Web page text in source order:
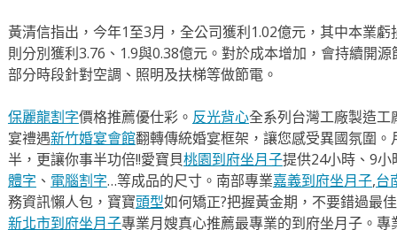
黃清信指出，今年1至3月，全公司獲利1.02億元，其中本業
則分別獲利3.76、1.9與0.38億元。對於成本增加，會持續開
部分時段針對空調、照明及扶梯等做節電。
保麗龍割字價格推薦優仕彩。 反光背心全系列台灣工廠製造
宴禮遇新竹婚宴會館翻轉傳統婚宴框架，讓您感受異國氛圍。
半，更讓你事半功倍!!愛寶貝桃園到府坐月子提供24小時、9
體字 、 電腦割字…等成品的尺寸。南部專業嘉義到府坐月子,台
務資訊懶人包，寶寶頭型如何矯正?把握黃金期，不要錯過最
新北市到府坐月子專業月嫂真心推薦最專業的到府坐月子。專